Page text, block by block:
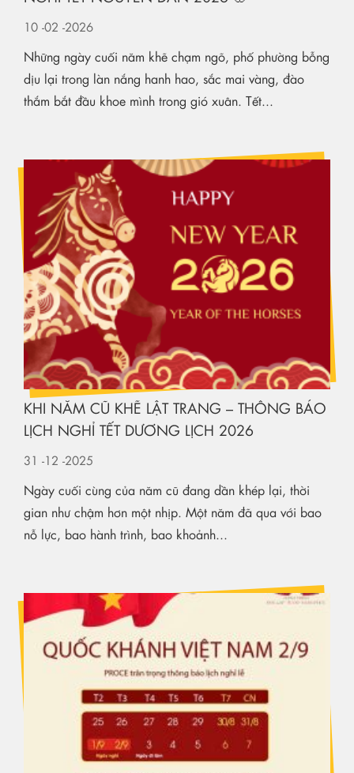
10 -02 -2026
Những ngày cuối năm khẽ chạm ngõ, phố phường bỗng
dịu lại trong làn nắng hanh hao, sắc mai vàng, đào
thắm bắt đầu khoe mình trong gió xuân. Tết...
KHI NĂM CŨ KHẼ LẬT TRANG – THÔNG BÁO
LỊCH NGHỈ TẾT DƯƠNG LỊCH 2026
31 -12 -2025
Ngày cuối cùng của năm cũ đang dần khép lại, thời
gian như chậm hơn một nhịp. Một năm đã qua với bao
nỗ lực, bao hành trình, bao khoảnh...